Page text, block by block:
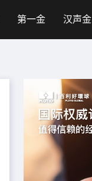
第一金 汉声